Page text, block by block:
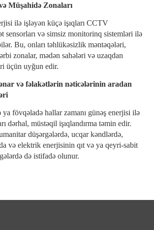
Müşahidə Zonaları
ilə işləyən küçə işıqları CCTV
sensorları və simsiz monitorinq sistemləri ilə
Bu, onları təhlükəsizlik məntəqələri,
zonalar, mədən sahələri və uzaqdan
üçün uyğun edir.
və fəlakətlərin nəticələrinin aradan
fövqəladə hallar zamanı günəş enerjisi ilə
dərhal, müstəqil işıqlandırma təmin edir.
düşərgələrdə, ucqar kəndlərdə,
və elektrik enerjisinin qıt və ya qeyri-sabit
də istifadə olunur.